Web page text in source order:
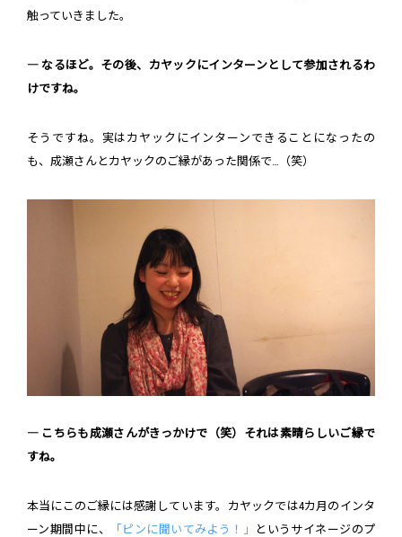
触っていきました。
― なるほど。その後、カヤックにインターンとして参加されるわ
けですね。
そうですね。実はカヤックにインターンできることになったの
も、成瀬さんとカヤックのご縁があった関係で…（笑）
― こちらも成瀬さんがきっかけで（笑）それは素晴らしいご縁で
すね。
本当にこのご縁には感謝しています。カヤックでは4カ月のインタ
ーン期間中に、
「ピンに聞いてみよう！」
というサイネージのプ